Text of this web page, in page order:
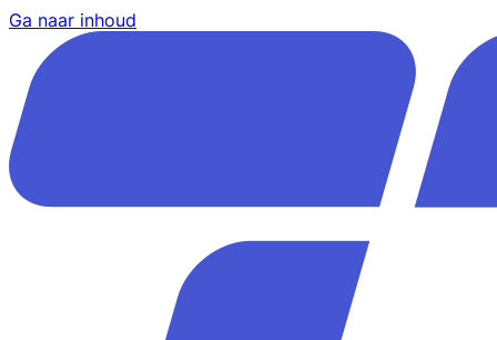
Ga naar inhoud